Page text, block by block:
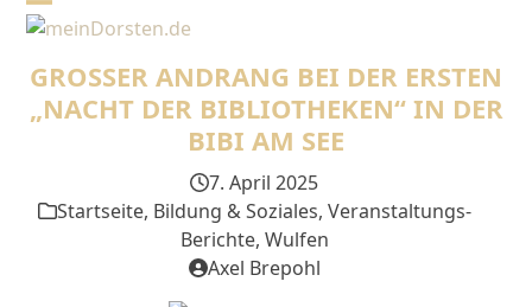
Skip
content
Open
mobile
menu
Close
mobile
menu
GROSSER ANDRANG BEI DER ERSTEN „
NACHT DER BIBLIOTHEKEN“ IN DER B
IBI AM SEE
7. April 2025
Startseite, Bildung & Soziales, Veranstaltungs-
Berichte, Wulfen
Axel Brepohl